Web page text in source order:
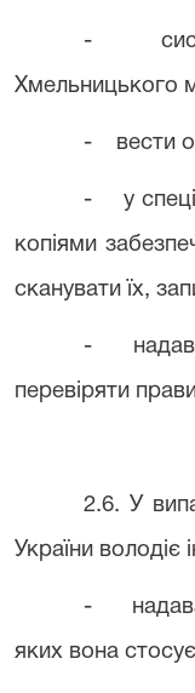
-
Хмельницького
- вести
- у
копіями
сканувати їх,
-
перевіряти
2.6. У
України володіє
-
яких вона